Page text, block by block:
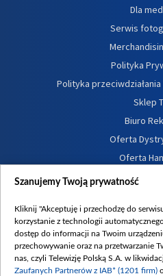
Dla
Serwis
Polityka
Polityka
Sklep
Biuro
Oferta
Oferta
Procedura
Szanujemy Twoją prywatność
Kliknij "Akceptuję i przechodzę do
korzystanie z technologii
dostęp do informacji na Twoim
przechowywanie oraz na przetwarzanie
nas, czyli Telewizję Polską S.A. w
Zaufanych Partnerów z IAB* (1201 firm)